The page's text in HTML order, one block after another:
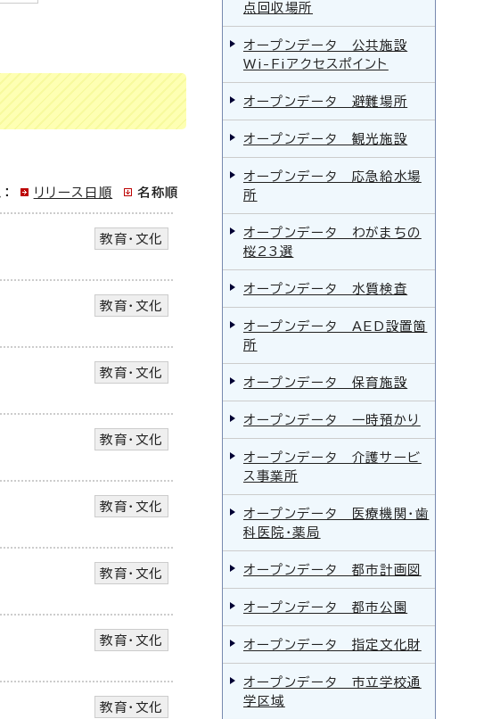
リリース日順 名称順
教育・文化
教育・文化
教育・文化
教育・文化
教育・文化
教育・文化
教育・文化
教育・文化
点回収場所
オープンデータ 公共施設
Wi-Fiアクセスポイント
オープンデータ 避難場所
オープンデータ 観光施設
オープンデータ 応急給水場
所
オープンデータ わがまちの
桜23選
オープンデータ 水質検査
オープンデータ AED設置箇
所
オープンデータ 保育施設
オープンデータ 一時預かり
オープンデータ 介護サービ
ス事業所
オープンデータ 医療機関・歯
科医院・薬局
オープンデータ 都市計画図
オープンデータ 都市公園
オープンデータ 指定文化財
オープンデータ 市立学校通
学区域